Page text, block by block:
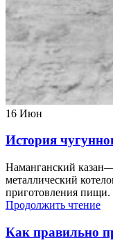
16 Июн
История
Наманганский
металлический
приготовления
Продолжить чтение
Как правильно